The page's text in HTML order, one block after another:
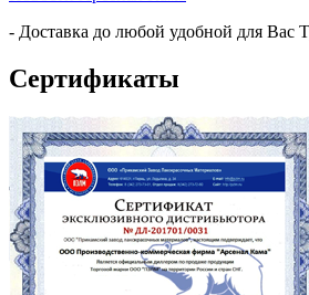
- Доставка до любой удобной для
Сертификаты